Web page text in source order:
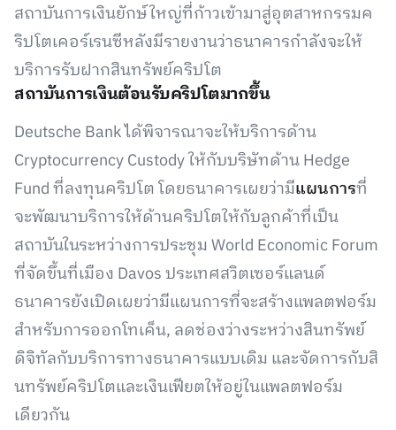
สถาบันการเงินยักษ์ใหญ่ที่ก้าวเข้ามาสู่อุตสาหกรรมค
ริปโตเคอร์เรนซีหลังมีรายงานว่าธนาคารกำลังจะให้
บริการรับฝากสินทรัพย์คริปโต
สถาบันการเงินต้อนรับคริปโตมากขึ้น
Deutsche Bank ได้พิจารณาจะให้บริการด้าน
Cryptocurrency Custody ให้กับบริษัทด้าน Hedge
Fund ที่ลงทุนคริปโต โดยธนาคารเผยว่ามีแผนการที่
จะพัฒนาบริการให้ด้านคริปโตให้กับลูกค้าที่เป็น
สถาบันในระหว่างการประชุม World Economic Forum
ที่จัดขึ้นที่เมือง Davos ประเทศสวิตเซอร์แลนด์
ธนาคารยังเปิดเผยว่ามีแผนการที่จะสร้างแพลตฟอร์ม
สำหรับการออกโทเค็น, ลดช่องว่างระหว่างสินทรัพย์
ดิจิทัลกับบริการทางธนาคารแบบเดิม และจัดการกับสิ
นทรัพย์คริปโตและเงินเฟียตให้อยู่ในแพลตฟอร์ม
เดียวกัน